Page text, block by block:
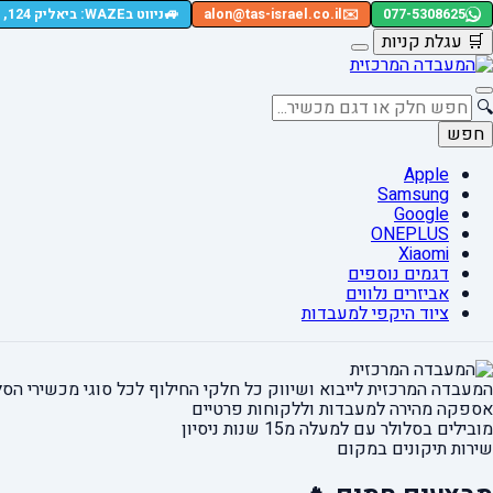
077-5308625
✉️
alon@tas-israel.co.il
🚙ניווט בWAZE: ביאליק 124, רמת גן
🛒 עגלת קניות
🔍
חפש
Apple
Samsung
Google
ONEPLUS
Xiaomi
דגמים נוספים
אביזרים נלווים
ציוד היקפי למעבדות
המעבדה המרכזית לייבוא ושיווק כל חלקי החילוף לכל סוגי מכשירי
אספקה מהירהלמעבדות וללקוחות פרטיים
מובילים בסלולר עם למעלה מ15 שנות ניסיון
שירות תיקונים במקום